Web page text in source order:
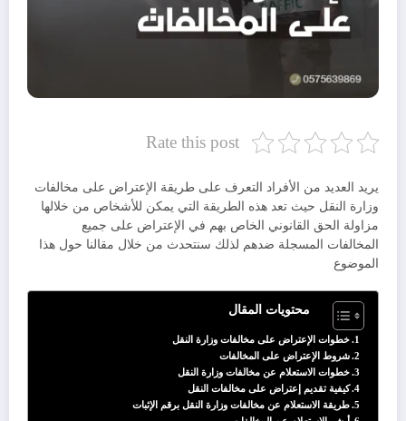
Rate this post
يريد العديد من الأفراد التعرف على طريقة الإعتراض على مخالفات
وزارة النقل حيث تعد هذه الطريقة التي يمكن للأشخاص من خلالها
مزاولة الحق القانوني الخاص بهم في الإعتراض على جميع
المخالفات المسجلة ضدهم لذلك سنتحدث من خلال مقالنا حول هذا
الموضوع
محتويات المقال
خطوات الإعتراض على مخالفات وزارة النقل
شروط الإعتراض على المخالفات
خطوات الاستعلام عن مخالفات وزارة النقل
كيفية تقديم إعتراض على مخالفات النقل
طريقة الاستعلام عن مخالفات وزارة النقل برقم الإثبات